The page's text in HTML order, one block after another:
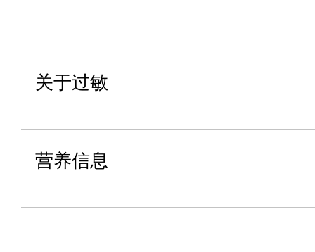
关于过敏
营养信息